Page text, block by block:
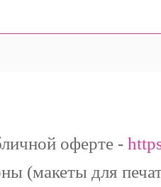
сделанных с
оферте -
(макеты для